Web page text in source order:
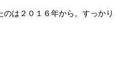
は２０１６年から。すっかり